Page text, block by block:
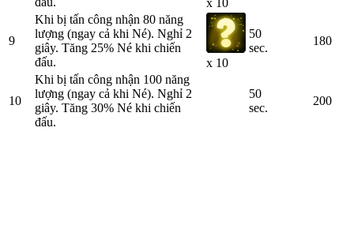
9
Khi bị tấn công nhận 80 năng
lượng (ngay cả khi Né). Nghỉ 2
giây. Tăng 25% Né khi chiến
đấu.
x 10
50
sec.
180
10
Khi bị tấn công nhận 100 năng
lượng (ngay cả khi Né). Nghỉ 2
giây. Tăng 30% Né khi chiến
đấu.
50
sec.
200